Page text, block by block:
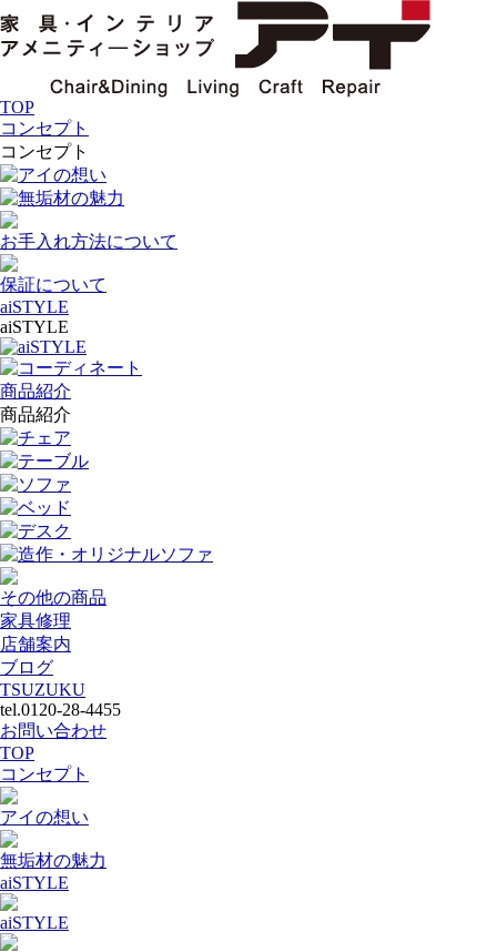
TOP
コンセプト
コンセプト
アイの想い
無垢材の魅力
お手入れ方法について
保証について
aiSTYLE
aiSTYLE
aiSTYLE
コーディネート
商品紹介
商品紹介
チェア
テーブル
ソファ
ベッド
デスク
造作・オリジナルソファ
その他の商品
家具修理
店舗案内
ブログ
TSUZUKU
tel.0120-28-4455
お問い合わせ
TOP
コンセプト
アイの想い
無垢材の魅力
aiSTYLE
aiSTYLE